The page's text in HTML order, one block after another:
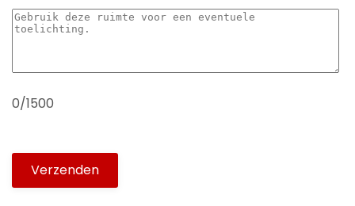
0/1500
Verzenden